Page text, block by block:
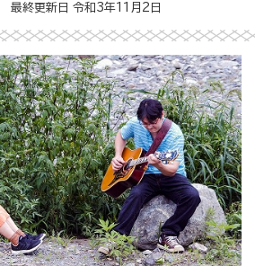
最終更新日 令和3年11月2日